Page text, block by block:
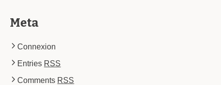
Meta
Connexion
Entries RSS
Comments RSS